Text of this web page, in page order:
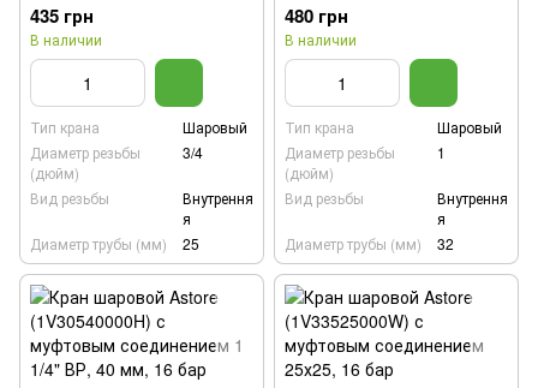
435 грн
В наличии
Тип крана
Шаровый
Диаметр резьбы
(дюйм)
3/4
Вид резьбы
Внутрення
я
Диаметр трубы (мм)
25
480 грн
В наличии
Тип крана
Шаровый
Диаметр резьбы
(дюйм)
1
Вид резьбы
Внутрення
я
Диаметр трубы (мм)
32